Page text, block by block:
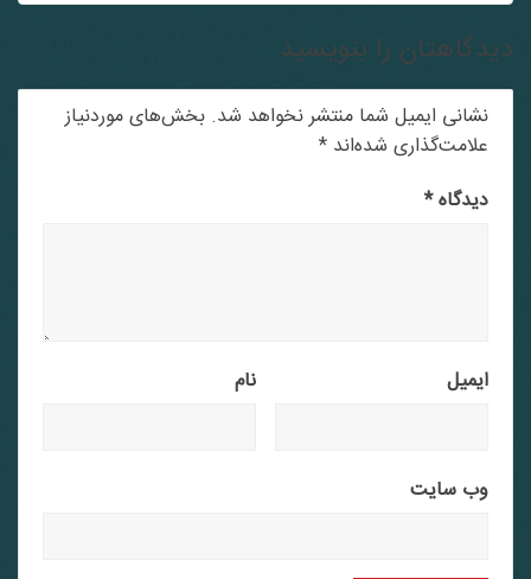
را بنویسید
نشانی ایمیل شما منتشر نخواهد شد. بخش‌های موردنیاز
علامت‌گذاری شده‌اند*
دیدگاه*
ایمیل
وب‌ سایت